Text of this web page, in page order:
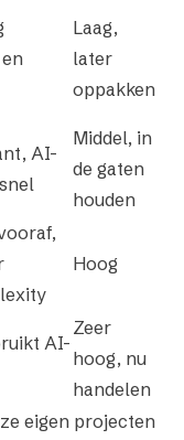
Laag,
later
oppakken
AI-
Middel, in
de gaten
houden
Hoog
AI-
Zeer
hoog, nu
handelen
eigen projecten